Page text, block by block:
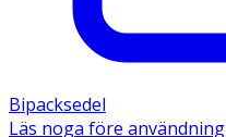
Bipacksedel
Läs noga före användning